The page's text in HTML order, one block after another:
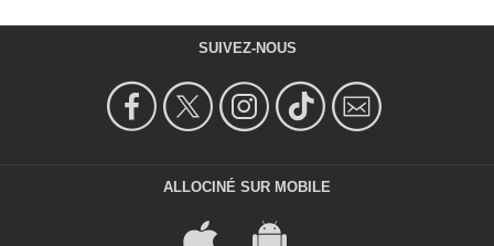
SUIVEZ-NOUS
ALLOCINÉ SUR MOBILE